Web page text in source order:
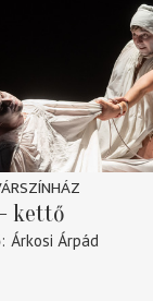
kettő
Árkosi Árpád